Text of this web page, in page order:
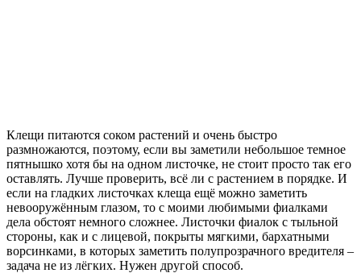
Клещи питаются соком растений и очень быстро
размножаются, поэтому, если вы заметили небольшое темное
пятнышко хотя бы на одном листочке, не стоит просто так его
оставлять. Лучше проверить, всё ли с растением в порядке. И
если на гладких листочках клеща ещё можно заметить
невооружённым глазом, то с моими любимыми фиалками
дела обстоят немного сложнее. Листочки фиалок с тыльной
стороны, как и с лицевой, покрыты мягкими, бархатными
ворсинками, в которых заметить полупрозрачного вредителя –
задача не из лёгких. Нужен другой способ.